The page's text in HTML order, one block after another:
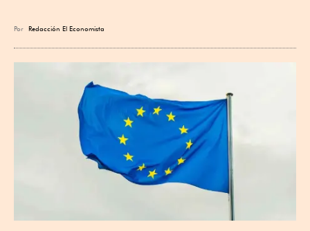
Por Redacción El Economista